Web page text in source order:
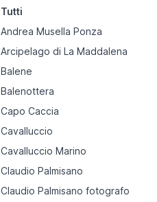
Tutti
Andrea Musella Ponza
Arcipelago di La Maddalena
Balene
Balenottera
Capo Caccia
Cavalluccio
Cavalluccio Marino
Claudio Palmisano
Claudio Palmisano fotografo